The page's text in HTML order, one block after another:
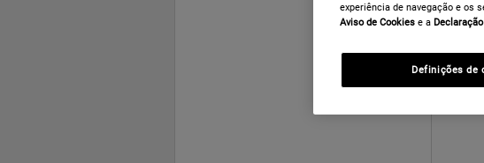
experiência de navegação e os
Aviso de Cookies e a
Definições de